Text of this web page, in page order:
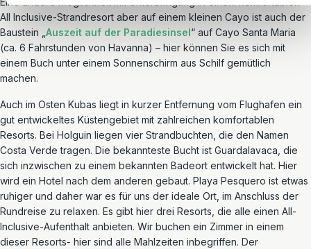
All Inclusive-Strandresort aber auf einem kleinen Cayo ist auch der
Baustein „ Auszeit auf der Paradiesinsel“ auf Cayo Santa Maria
(ca. 6 Fahrstunden von Havanna) – hier können Sie es sich mit
einem Buch unter einem Sonnenschirm aus Schilf gemütlich
machen.
Auch im Osten Kubas liegt in kurzer Entfernung vom Flughafen ein
gut entwickeltes Küstengebiet mit zahlreichen komfortablen
Resorts. Bei Holguin liegen vier Strandbuchten, die den Namen
Costa Verde tragen. Die bekannteste Bucht ist Guardalavaca, die
sich inzwischen zu einem bekannten Badeort entwickelt hat. Hier
wird ein Hotel nach dem anderen gebaut. Playa Pesquero ist etwas
ruhiger und daher war es für uns der ideale Ort, im Anschluss der
Rundreise zu relaxen. Es gibt hier drei Resorts, die alle einen All-
Inclusive-Aufenthalt anbieten. Wir buchen ein Zimmer in einem
dieser Resorts- hier sind alle Mahlzeiten inbegriffen. Der